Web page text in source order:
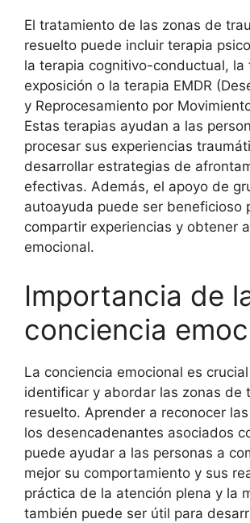
El tratamiento de las zonas de
resuelto puede incluir terapia
la terapia cognitivo-conductual, la
exposición o la terapia EMDR
y Reprocesamiento por
Estas terapias ayudan a las
procesar sus experiencias
desarrollar estrategias de
efectivas. Además, el apoyo de
autoayuda puede ser beneficioso
compartir experiencias y obtener
emocional.
Importancia de
conciencia
La conciencia emocional es
identificar y abordar las zonas de
resuelto. Aprender a reconocer
los desencadenantes asociados
puede ayudar a las personas a
mejor su comportamiento y sus
práctica de la atención plena y la
también puede ser útil para